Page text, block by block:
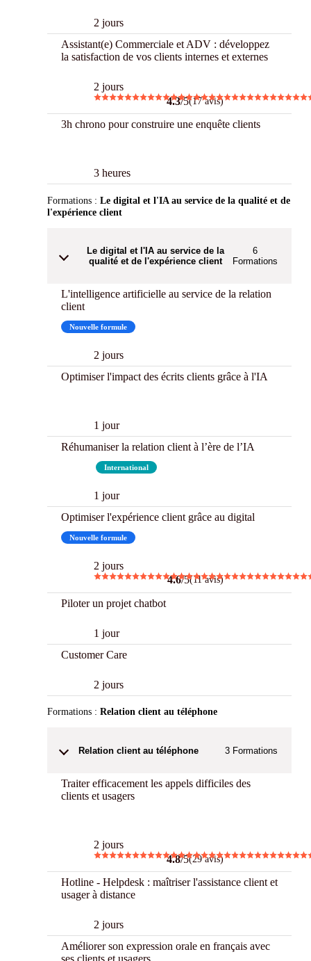
2 jours
Assistant(e) Commerciale et ADV : développez
la satisfaction de vos clients internes et externes
2 jours
4.3/5(17 avis)
3h chrono pour construire une enquête clients
3 heures
Formations : Le digital et l'IA au service de la qualité et de
l'expérience client
Le digital et l'IA au service de la
qualité et de l'expérience client
6
Formations
L'intelligence artificielle au service de la relation
client
Nouvelle formule
2 jours
Optimiser l'impact des écrits clients grâce à l'IA
1 jour
Réhumaniser la relation client à l’ère de l’IA
International
1 jour
Optimiser l'expérience client grâce au digital
Nouvelle formule
2 jours
4.6/5(11 avis)
Piloter un projet chatbot
1 jour
Customer Care
2 jours
Formations : Relation client au téléphone
Relation client au téléphone 3 Formations
Traiter efficacement les appels difficiles des
clients et usagers
2 jours
4.8/5(29 avis)
Hotline - Helpdesk : maîtriser l'assistance client et
usager à distance
2 jours
Améliorer son expression orale en français avec